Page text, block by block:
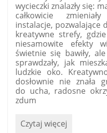
wycieczki znalazły się:
całkowicie
instalacje, pozwalające
kreatywne strefy,
niesamowite efekty
świetnie się bawiły,
sprawdzały, jak
ludzkie oko.
dosłownie nie znała
do ucha, radosne
zdum
„Funtastyczny”
Czytaj więcej